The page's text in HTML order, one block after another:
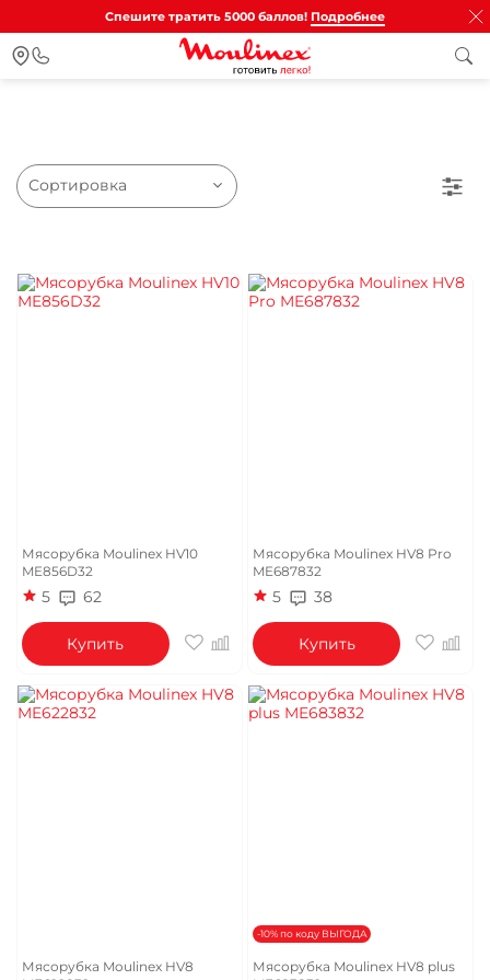
Спешите тратить 5000 баллов! Подробнее
Мясорубка Moulinex HV10
ME856D32
5 62
Купить
Мясорубка Moulinex HV8 Pro
ME687832
5 38
Купить
Мясорубка Moulinex HV8
-10% по коду ВЫГОДА
Мясорубка Moulinex HV8 plus